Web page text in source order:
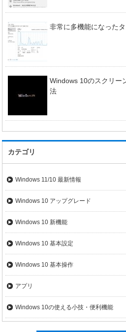
非常に多機能になった
Windows 10のスクリー
法
カテゴリ
Windows 11/10 最新情報
Windows 10 アップグレード
Windows 10 新機能
Windows 10 基本設定
Windows 10 基本操作
アプリ
Windows 10の使える小技・便利機能